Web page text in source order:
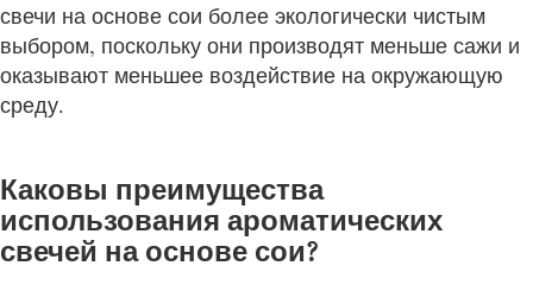
свечи на основе сои более экологически чистым
выбором, поскольку они производят меньше сажи и
оказывают меньшее воздействие на окружающую
среду.
Каковы преимущества
использования ароматических
свечей на основе сои?